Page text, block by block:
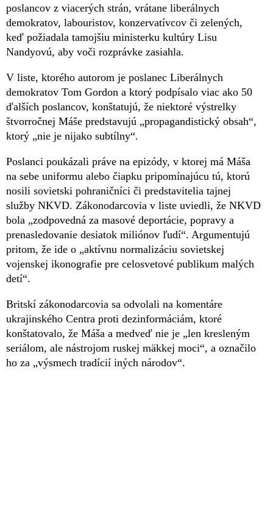
poslancov z viacerých strán, vrátane liberálnych
demokratov, labouristov, konzervatívcov či zelených,
keď požiadala tamojšiu ministerku kultúry Lisu
Nandyovú, aby voči rozprávke zasiahla.
V liste, ktorého autorom je poslanec Liberálnych
demokratov Tom Gordon a ktorý podpísalo viac ako 50
ďalších poslancov, konštatujú, že niektoré výstrelky
štvorročnej Máše predstavujú „propagandistický obsah“,
ktorý „nie je nijako subtílny“.
Poslanci poukázali práve na epizódy, v ktorej má Máša
na sebe uniformu alebo čiapku pripomínajúcu tú, ktorú
nosili sovietski pohraničníci či predstavitelia tajnej
služby NKVD. Zákonodarcovia v liste uviedli, že NKVD
bola „zodpovedná za masové deportácie, popravy a
prenasledovanie desiatok miliónov ľudí“. Argumentujú
pritom, že ide o „aktívnu normalizáciu sovietskej
vojenskej ikonografie pre celosvetové publikum malých
detí“.
Britskí zákonodarcovia sa odvolali na komentáre
ukrajinského Centra proti dezinformáciám, ktoré
konštatovalo, že Máša a medveď nie je „len kresleným
seriálom, ale nástrojom ruskej mäkkej moci“, a označilo
ho za „výsmech tradícií iných národov“.